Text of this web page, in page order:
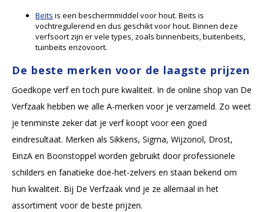
Beits is een beschermmiddel voor hout. Beits is
vochtregulerend en dus geschikt voor hout. Binnen deze
verfsoort zijn er vele types, zoals binnenbeits, buitenbeits,
tuinbeits enzovoort.
De beste merken voor de laagste prijzen
Goedkope verf en toch pure kwaliteit. In de online shop van De
Verfzaak hebben we alle A-merken voor je verzameld. Zo weet
je tenminste zeker dat je verf koopt voor een goed
eindresultaat. Merken als Sikkens, Sigma, Wijzonol, Drost,
EinzA en Boonstoppel worden gebruikt door professionele
schilders en fanatieke doe-het-zelvers en staan bekend om
hun kwaliteit. Bij De Verfzaak vind je ze allemaal in het
assortiment voor de beste prijzen.